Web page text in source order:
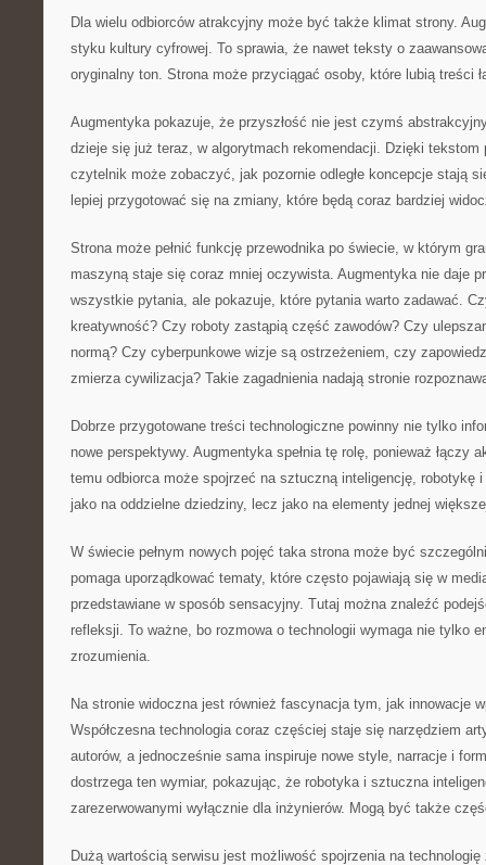
Dla wielu odbiorców atrakcyjny może być także klimat strony.
styku kultury cyfrowej. To sprawia, że nawet teksty o
oryginalny ton. Strona może przyciągać osoby, które lubią treści
Augmentyka pokazuje, że przyszłość nie jest czymś
dzieje się już teraz, w algorytmach rekomendacji. Dzięki tekstom
czytelnik może zobaczyć, jak pozornie odległe koncepcje stają
lepiej przygotować się na zmiany, które będą coraz bardziej
Strona może pełnić funkcję przewodnika po świecie, w którym
maszyną staje się coraz mniej oczywista. Augmentyka nie daje
wszystkie pytania, ale pokazuje, które pytania warto zadawać.
kreatywność? Czy roboty zastąpią część zawodów? Czy
normą? Czy cyberpunkowe wizje są ostrzeżeniem, czy
zmierza cywilizacja? Takie zagadnienia nadają stronie
Dobrze przygotowane treści technologiczne powinny nie tylko
nowe perspektywy. Augmentyka spełnia tę rolę, ponieważ łączy
temu odbiorca może spojrzeć na sztuczną inteligencję, robotykę
jako na oddzielne dziedziny, lecz jako na elementy jednej
W świecie pełnym nowych pojęć taka strona może być
pomaga uporządkować tematy, które często pojawiają się w
przedstawiane w sposób sensacyjny. Tutaj można znaleźć
refleksji. To ważne, bo rozmowa o technologii wymaga nie tylko
zrozumienia.
Na stronie widoczna jest również fascynacja tym, jak innowacje
Współczesna technologia coraz częściej staje się narzędziem
autorów, a jednocześnie sama inspiruje nowe style, narracje i
dostrzega ten wymiar, pokazując, że robotyka i sztuczna
zarezerwowanymi wyłącznie dla inżynierów. Mogą być także
Dużą wartością serwisu jest możliwość spojrzenia na technologię